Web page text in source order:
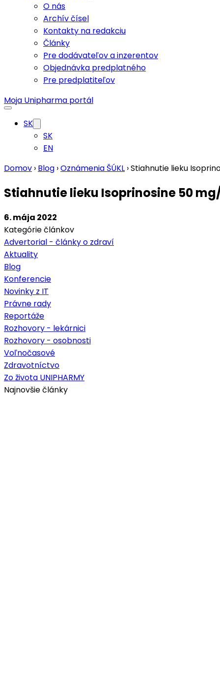
O nás
Archív čísel
Kontakty na redakciu
Články
Pre dodávateľov a inzerentov
Objednávka predplatného
Pre predplatiteľov
Moja Unipharma portál
SK
SK
EN
Domov › Blog ›Oznámenia ŠÚKL ›Stiahnutie lieku
Stiahnutie lieku Isoprinosine 50
6. mája 2022
Kategórie článkov
Advertorial - články o zdraví
Aktuality
Blog
Konferencie
Novinky z IT
Právne rady
Reportáže
Rozhovory - lekárnici
Rozhovory - osobnosti
Voľnočasové
Zdravotníctvo
Zo života UNIPHARMY
Najnovšie články